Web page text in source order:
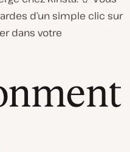
d’un simple clic sur
dans votre